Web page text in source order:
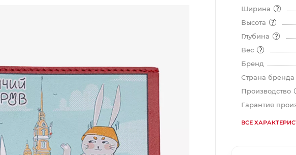
Ширина
Высота
Глубина
Вес
Бренд
Страна бренда
Производство
Гарантия
ВСЕ
Добавляйте товары
Оплачивайте сегодня только
25% картой любого банка